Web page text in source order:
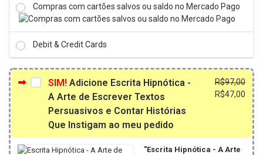
Compras com cartões salvos ou saldo no Mercado Pago
Debit & Credit Cards
SIM! Adicione Escrita Hipnótica -
A Arte de Escrever Textos
Persuasivos e Contar Histórias
Que Instigam ao meu pedido
R$97,00
era:
R$47,00
atual
"Escrita Hipnótica - A Arte